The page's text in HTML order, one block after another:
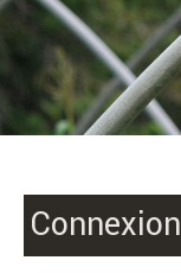
Connexion